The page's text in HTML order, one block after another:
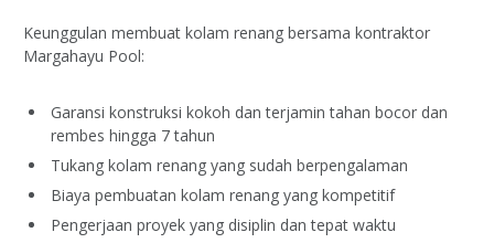
Keunggulan membuat kolam renang bersama kontraktor
Margahayu Pool:
Garansi konstruksi kokoh dan terjamin tahan bocor dan
rembes hingga 7 tahun
Tukang kolam renang yang sudah berpengalaman
Biaya pembuatan kolam renang yang kompetitif
Pengerjaan proyek yang disiplin dan tepat waktu